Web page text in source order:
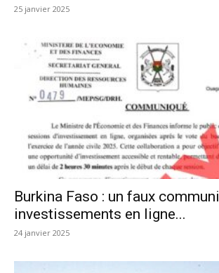
25 janvier 2025
Burkina Faso : un faux
investissements en ligne...
24 janvier 2025